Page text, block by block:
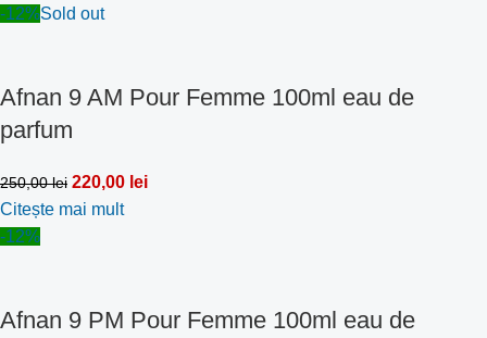
-12%Sold out
Afnan 9 AM Pour Femme 100ml eau de
parfum
250,00lei 220,00 lei
Citește mai mult
-12%
Afnan 9 PM Pour Femme 100ml eau de